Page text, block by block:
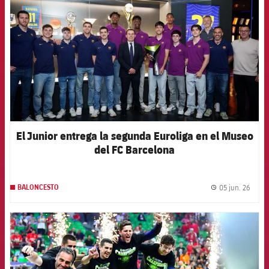
El Junior entrega la segunda Euroliga en el Museo
del FC Barcelona
BALONCESTO 05 jun. 26
FCB Barcelona badge